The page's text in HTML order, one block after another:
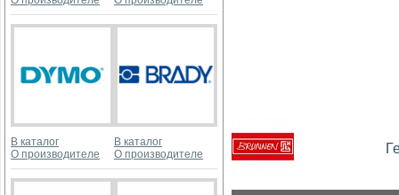
В каталог
О производителе
В каталог
О производителе